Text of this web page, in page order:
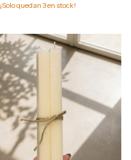
¡Solo quedan 3en stock!